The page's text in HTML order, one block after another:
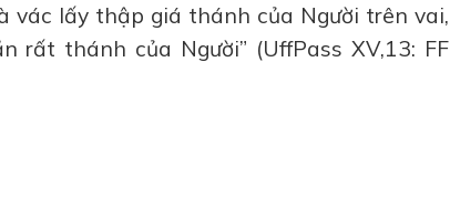
vác lấy thập giá thánh của Người trên vai,
rất thánh của Người” (UffPass XV,13: FF